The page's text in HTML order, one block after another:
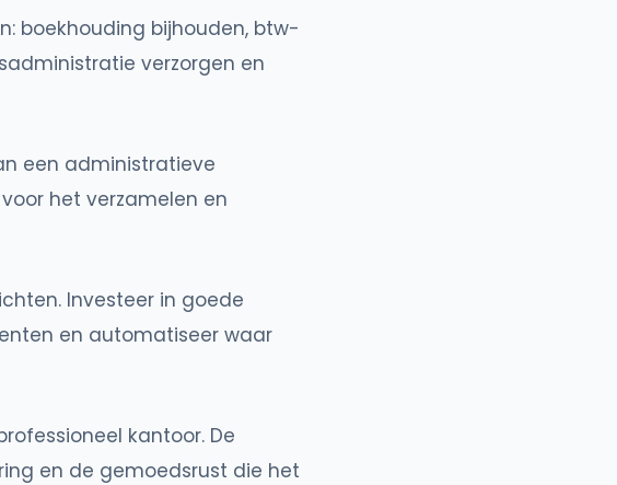
boekhouding bijhouden, btw-
verzorgen en
een administratieve
het verzamelen en
Investeer in goede
en automatiseer waar
kantoor. De
en de gemoedsrust die het